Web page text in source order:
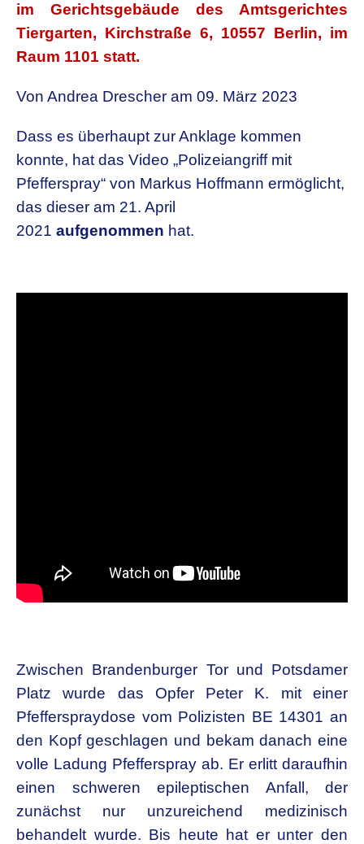
im Gerichtsgebäude des Amtsgerichtes
Tiergarten, Kirchstraße 6, 10557 Berlin, im
Raum 1101 statt.
Von Andrea Drescher am 09. März 2023
Dass es überhaupt zur Anklage kommen
konnte, hat das Video „Polizeiangriff mit
Pfefferspray“ von Markus Hoffmann ermöglicht,
das dieser am 21. April
2021 aufgenommen hat.
Zwischen Brandenburger Tor und Potsdamer
Platz wurde das Opfer Peter K. mit einer
Pfefferspraydose vom Polizisten BE 14301 an
den Kopf geschlagen und bekam danach eine
volle Ladung Pfefferspray ab. Er erlitt daraufhin
einen schweren epileptischen Anfall, der
zunächst nur unzureichend medizinisch
behandelt wurde. Bis heute hat er unter den